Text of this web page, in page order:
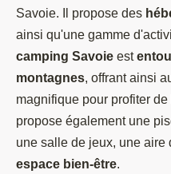
Savoie. Il propose des
ainsi qu'une gamme
camping Savoie est
montagnes, offrant ainsi
magnifique pour profiter
propose également une
une salle de jeux, une aire
espace bien-être.